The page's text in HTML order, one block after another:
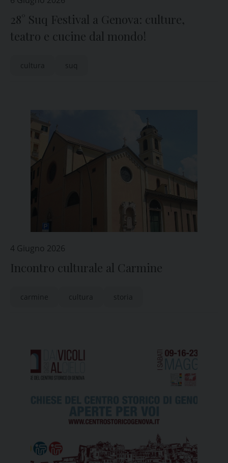
28° Suq Festival a Genova: culture,
teatro e cucine dal mondo!
cultura suq
4 Giugno 2026
Incontro culturale al Carmine
carmine cultura storia